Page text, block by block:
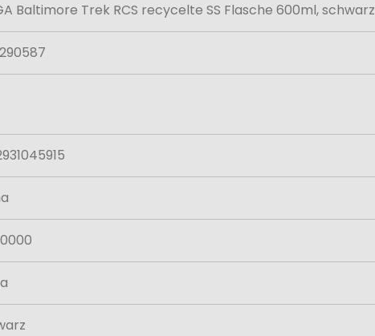
Baltimore Trek RCS recycelte SS Flasche 600ml, schwarz